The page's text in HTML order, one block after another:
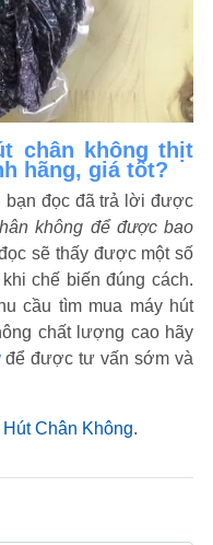
chân không thịt
hãng, giá tốt?
bạn đọc đã trả lời được
không để được bao
sẽ thấy được một số
chế biến đúng cách.
cầu tìm mua máy hút
chất lượng cao hãy
để được tư vấn sớm và
Chân Không.